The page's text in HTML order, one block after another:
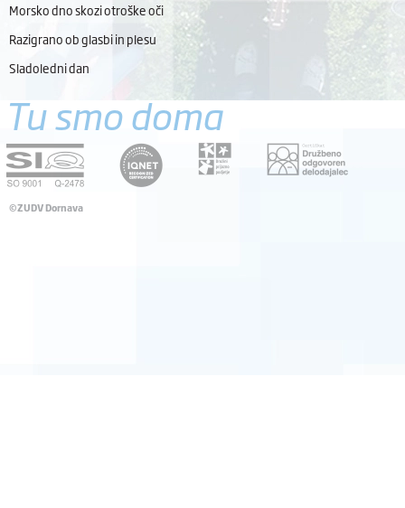
Morsko dno skozi otroške oči
Razigrano ob glasbi in plesu
Sladoledni dan
Tu smo doma
©ZUDV Dornava